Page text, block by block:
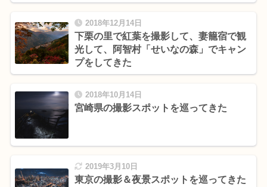
2018年12月14日
下栗の里で紅葉を撮影して、妻籠宿で観
光して、阿智村「せいなの森」でキャン
プをしてきた
2018年10月14日
宮崎県の撮影スポットを巡ってきた
2019年3月10日
東京の撮影＆夜景スポットを巡ってきた